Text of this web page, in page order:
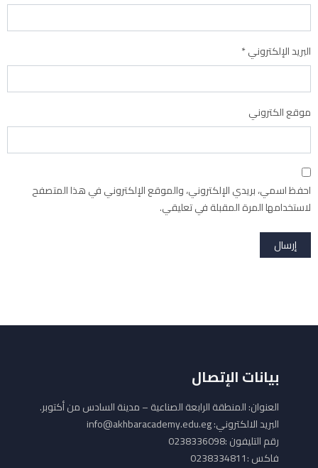
البريد الإلكتروني*
موقع الكتروني
احفظ اسمي، بريدي الإلكتروني، والموقع الإلكتروني في هذا المتصفح
لاستخدامها المرة المقبلة في تعليقي.
بيانات الإتصال
العنوان: المنطقة الرابعة الصناعية – مدينة السادس من أكتوبر.
البريد الالكتروني: info@akhbaracademy.edu.eg
رقم التليفون :0238336098
فاكس :0238334811